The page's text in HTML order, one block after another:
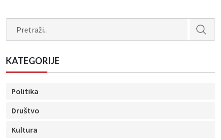
KATEGORIJE
Politika
Društvo
Kultura